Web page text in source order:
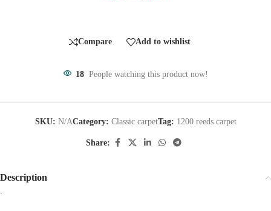
Compare Add to wishlist
18 People watching this product now!
SKU: N/ACategory: Classic carpetTag: 1200 reeds carpet
Share:
Description